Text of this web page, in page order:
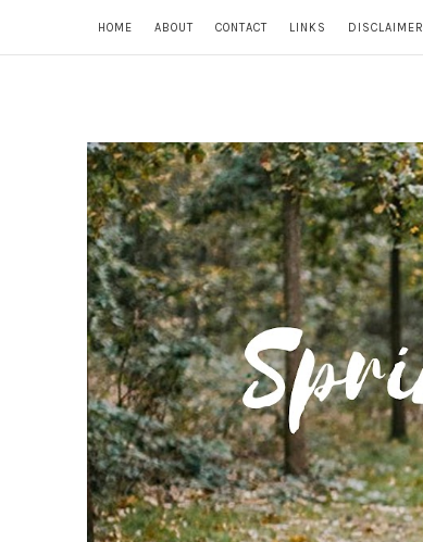
HOME ABOUT CONTACT LINKS DISCLAIMER